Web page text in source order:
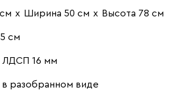
х Ширина 50 см х Высота 78 см
см
ЛДСП 16 мм
в разобранном виде